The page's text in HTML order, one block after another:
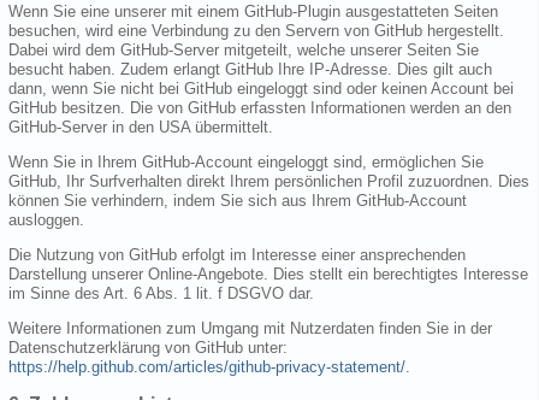
Wenn Sie eine unserer mit einem GitHub-Plugin ausgestatteten Seiten
besuchen, wird eine Verbindung zu den Servern von GitHub hergestellt.
Dabei wird dem GitHub-Server mitgeteilt, welche unserer Seiten Sie
besucht haben. Zudem erlangt GitHub Ihre IP-Adresse. Dies gilt auch
dann, wenn Sie nicht bei GitHub eingeloggt sind oder keinen Account bei
GitHub besitzen. Die von GitHub erfassten Informationen werden an den
GitHub-Server in den USA übermittelt.
Wenn Sie in Ihrem GitHub-Account eingeloggt sind, ermöglichen Sie
GitHub, Ihr Surfverhalten direkt Ihrem persönlichen Profil zuzuordnen. Dies
können Sie verhindern, indem Sie sich aus Ihrem GitHub-Account
ausloggen.
Die Nutzung von GitHub erfolgt im Interesse einer ansprechenden
Darstellung unserer Online-Angebote. Dies stellt ein berechtigtes Interesse
im Sinne des Art. 6 Abs. 1 lit. f DSGVO dar.
Weitere Informationen zum Umgang mit Nutzerdaten finden Sie in der
Datenschutzerklärung von GitHub unter:
https://help.github.com/articles/github-privacy-statement/